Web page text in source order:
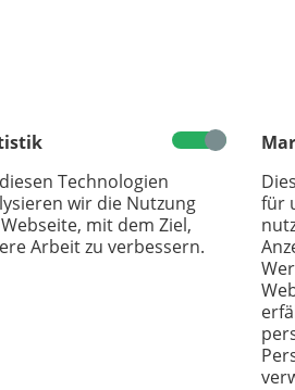
Technologien
wir die Nutzung
mit dem Ziel,
Arbeit zu verbessern.
für
den weichen Kalkstein. „Das ist
ich direkt hier vor Ort und
der beschädigten
die wir dann in unserer
wir die Originalmodelle aus
der Fall.“